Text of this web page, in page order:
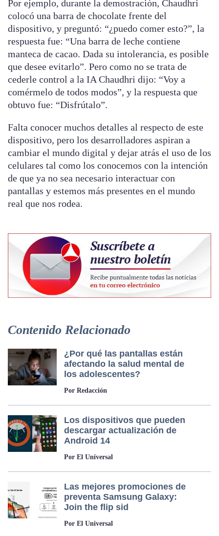
Por ejemplo, durante la demostración, Chaudhri
colocó una barra de chocolate frente del
dispositivo, y preguntó: “¿puedo comer esto?”, la
respuesta fue: “Una barra de leche contiene
manteca de cacao. Dada su intolerancia, es posible
que desee evitarlo”. Pero como no se trata de
cederle control a la IA Chaudhri dijo: “Voy a
comérmelo de todos modos”, y la respuesta que
obtuvo fue: “Disfrútalo”.
Falta conocer muchos detalles al respecto de este
dispositivo, pero los desarrolladores aspiran a
cambiar el mundo digital y dejar atrás el uso de los
celulares tal como los conocemos con la intención
de que ya no sea necesario interactuar con
pantallas y estemos más presentes en el mundo
real que nos rodea.
Contenido Relacionado
¿Por qué las pantallas están
afectando la salud mental de
los adolescentes?
Por Redacción
Los dispositivos que pueden
descargar actualización de
Android 14
Por El Universal
Las mejores promociones de
preventa Samsung Galaxy:
Join the flip sid
Por El Universal